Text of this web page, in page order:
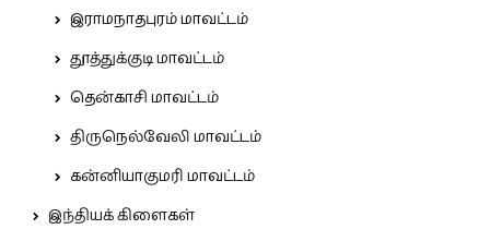
இராமநாதபுரம் மாவட்டம்
தூத்துக்குடி மாவட்டம்
தென்காசி மாவட்டம்
திருநெல்வேலி மாவட்டம்
கன்னியாகுமரி மாவட்டம்
இந்தியக் கிளைகள்